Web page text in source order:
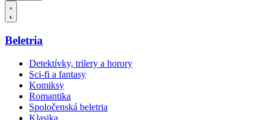
Beletria
Detektívky, trilery a horory
Sci-fi a fantasy
Komiksy
Romantika
Spoločenská beletria